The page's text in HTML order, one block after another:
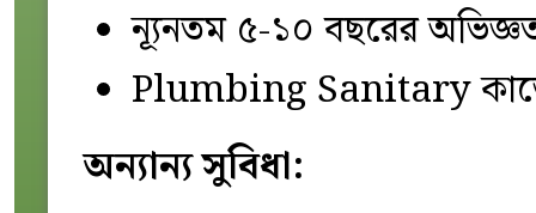
ন্যূনতম ৫-১০ বছরের
Plumbing Sanitary
অন্যান্য সুবিধা: